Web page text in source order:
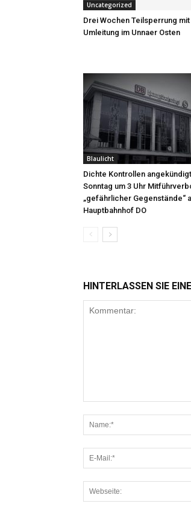
Uncategorized
Drei Wochen Teilsperrung mit
Umleitung im Unnaer Osten
Blaulicht
Dichte Kontrollen
Sonntag um 3 Uhr
„gefährlicher Gegenstände“
Hauptbahnhof DO
HINTERLASSEN SIE